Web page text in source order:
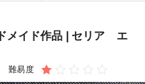
メイド作品 | セリア エ
難易度